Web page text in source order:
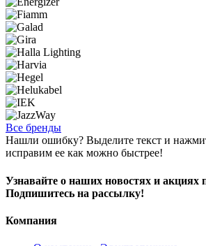
Все бренды
Нашли ошибку? Выделите текст и
исправим ее как можно быстрее!
Узнавайте о наших новостях и акциях
Подпишитесь на рассылку!
Компания